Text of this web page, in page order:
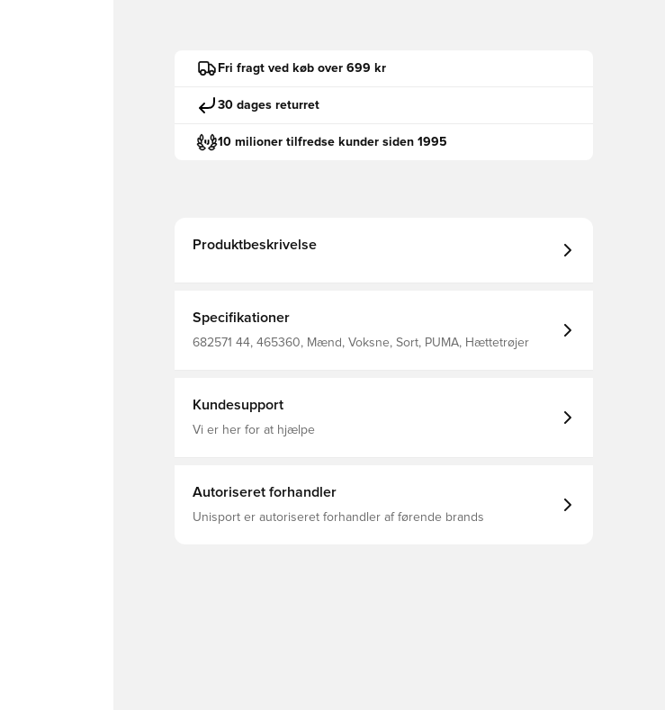
Fri fragt ved køb over 699 kr
30 dages returret
10 milioner tilfredse kunder siden 1995
Produktbeskrivelse
Specifikationer
682571 44, 465360, Mænd, Voksne, Sort, PUMA, Hættetrøjer
Kundesupport
Vi er her for at hjælpe
Autoriseret forhandler
Unisport er autoriseret forhandler af førende brands